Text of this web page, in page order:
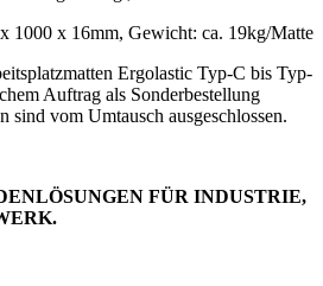
1000 x 16mm, Gewicht: ca. 19kg/Matte
Ergolastic Typ-C bis Typ-
Auftrag als Sonderbestellung
sind vom Umtausch ausgeschlossen.
FÜR INDUSTRIE,